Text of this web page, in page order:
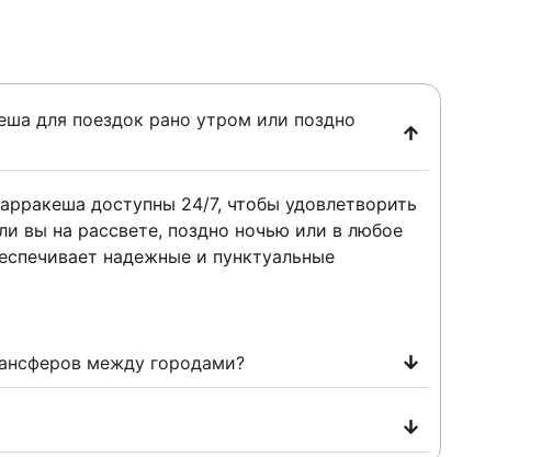
для поездок рано утром или поздно
доступны 24/7, чтобы удовлетворить
вы на рассвете, поздно ночью или в любое
надежные и пунктуальные
между городами?